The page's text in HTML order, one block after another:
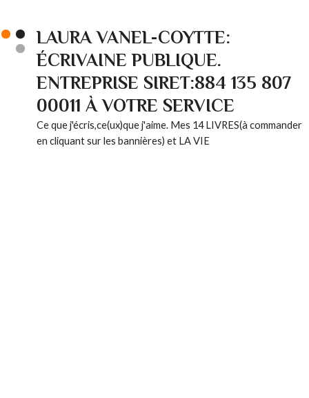
LAURA VANEL-COYTTE:
ÉCRIVAINE PUBLIQUE.
ENTREPRISE SIRET:884 135 807
00011 À VOTRE SERVICE
Ce que j'écris,ce(ux)que j'aime. Mes 14 LIVRES(à commander
en cliquant sur les bannières) et LA VIE